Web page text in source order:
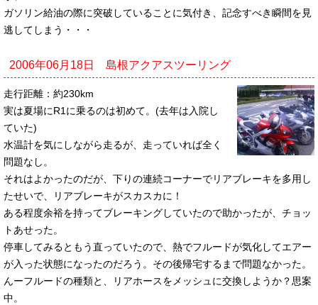
ガソリン給油の際に突破していることに気付き、記念すべき瞬間を見
逃してしまう・・・
2006年06月18日 島根アクアスツーリング
走行距離：約230km
実は夏場にR1に乗るのは初めて。(去年は入院し
ていた)
水温計を気にしながら走るが、走っていれば全く
問題なし。
それはよかったのだが、下りの連続コーナーでリアブレーキを多用し
たせいで、リアブレーキがスカスカに！
ある程度余裕を持ってブレーキングしていたので助かったが、チョッ
トあせった。
停車してみるともう直っていたので、熱でフルードが気化してエアー
が入った状態になったのだろう。その後帰宅するまで問題なかった。
んーフルードの種類と、リアホースをメッシュに交換しようか？思案
中。